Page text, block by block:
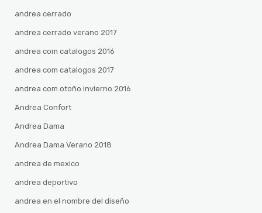
andrea cerrado
andrea cerrado verano 2017
andrea com catalogos 2016
andrea com catalogos 2017
andrea com otoño invierno 2016
Andrea Confort
Andrea Dama
Andrea Dama Verano 2018
andrea de mexico
andrea deportivo
andrea en el nombre del diseño